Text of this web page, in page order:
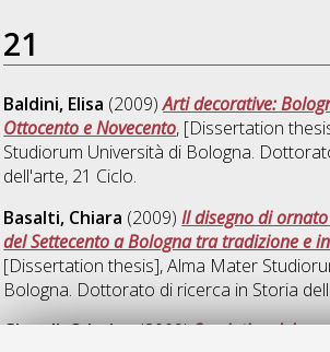
21
Baldini, Elisa (2009)Arti decorative:
Ottocento e Novecento, [Dissertation
Studiorum Università di Bologna.
dell'arte, 21 Ciclo.
Basalti, Chiara (2009)Il disegno di
del Settecento a Bologna tra tradizione e
[Dissertation thesis], Alma Mater
Bologna. Dottorato di ricerca in Storia
Girardi, Cristina(2009)Semiotica del